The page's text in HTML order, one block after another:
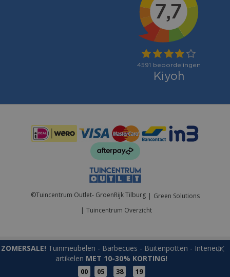
ZOMERSALE! Tuinmeubelen - Barbecues - Buitenpotten - Interieur
artikelen MET 10-30% KORTING!
00 05 38 19
©Tuincentrum Outlet- GroenRijk Tilburg
Green Solutions
Tuincentrum Overzicht